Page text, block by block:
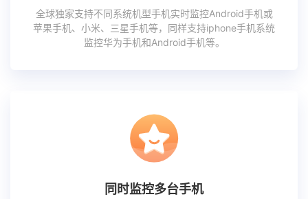
全球独家支持不同系统机型手机实时监控Android手机或
苹果手机、小米、三星手机等，同样支持iphone手机系统
监控华为手机和Android手机等。
同时监控多台手机